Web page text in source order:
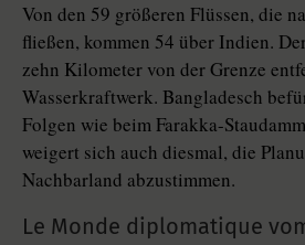
Von den 59 größeren Flüssen, die
fließen, kommen 54 über Indien.
zehn Kilometer von der Grenze
Wasserkraftwerk. Bangladesch
Folgen wie beim Farakka-
weigert sich auch diesmal, die
Nachbarland abzustimmen.
Le Monde diplomatique